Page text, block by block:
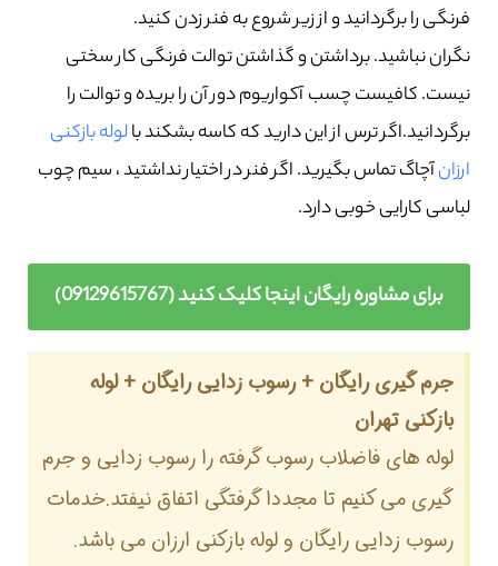
فرنگی را برگردانید و از زیر شروع به فنر زدن کنید.
نگران نباشید. برداشتن و گذاشتن توالت فرنگی کار سختی
نیست. کافیست چسب آکواریوم دور آن را بریده و توالت را
برگردانید.اگر ترس از این دارید که کاسه بشکند بالوله بازکنی
ارزانآچاگ تماس بگیرید. اگر فنر در اختیار نداشتید ، سیم چوب
لباسی کارایی خوبی دارد.
برای مشاوره رایگان اینجا کلیک کنید (09129615767)
جرم گیری رایگان + رسوب زدایی رایگان + لوله
بازکنی تهران
لوله های فاضلاب رسوب گرفته را رسوب زدایی و جرم
گیری می کنیم تا مجددا گرفتگی اتفاق نیفتد.خدمات
رسوب زدایی رایگان و لوله بازکنی ارزان می باشد.